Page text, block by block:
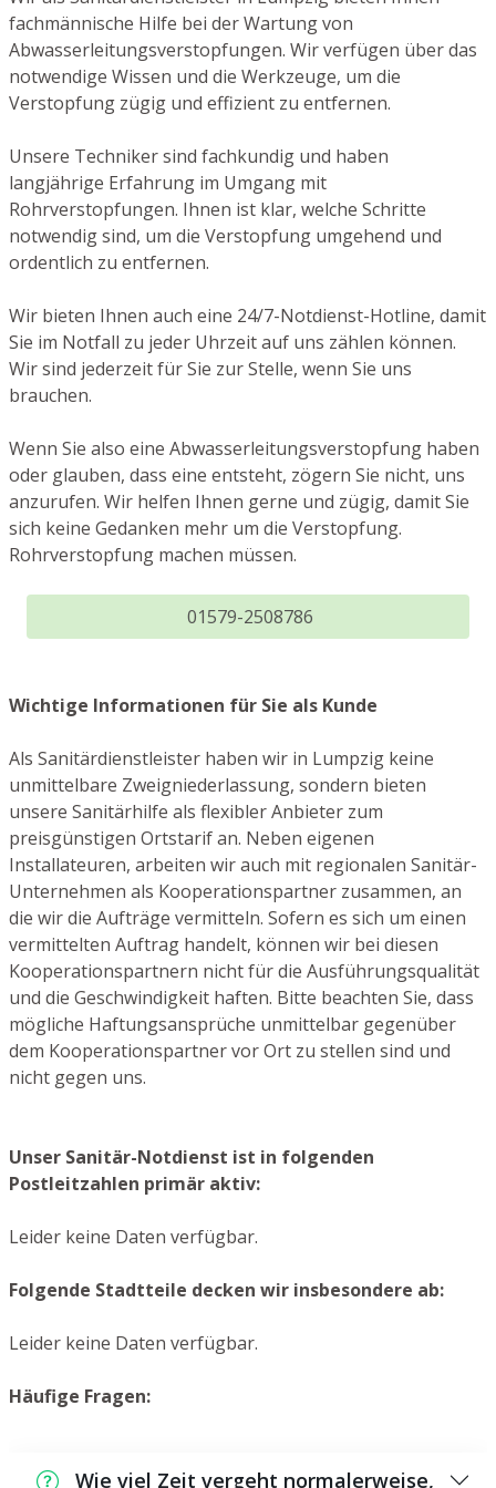
fachmännische Hilfe bei der Wartung von
Abwasserleitungsverstopfungen. Wir verfügen über das
notwendige Wissen und die Werkzeuge, um die
Verstopfung zügig und effizient zu entfernen.
Unsere Techniker sind fachkundig und haben
langjährige Erfahrung im Umgang mit
Rohrverstopfungen. Ihnen ist klar, welche Schritte
notwendig sind, um die Verstopfung umgehend und
ordentlich zu entfernen.
Wir bieten Ihnen auch eine 24/7-Notdienst-Hotline, damit
Sie im Notfall zu jeder Uhrzeit auf uns zählen können.
Wir sind jederzeit für Sie zur Stelle, wenn Sie uns
brauchen.
Wenn Sie also eine Abwasserleitungsverstopfung haben
oder glauben, dass eine entsteht, zögern Sie nicht, uns
anzurufen. Wir helfen Ihnen gerne und zügig, damit Sie
sich keine Gedanken mehr um die Verstopfung.
Rohrverstopfung machen müssen.
01579-2508786
Wichtige Informationen für Sie als Kunde
Als Sanitärdienstleister haben wir in Lumpzig keine
unmittelbare Zweigniederlassung, sondern bieten
unsere Sanitärhilfe als flexibler Anbieter zum
preisgünstigen Ortstarif an. Neben eigenen
Installateuren, arbeiten wir auch mit regionalen Sanitär-
Unternehmen als Kooperationspartner zusammen, an
die wir die Aufträge vermitteln. Sofern es sich um einen
vermittelten Auftrag handelt, können wir bei diesen
Kooperationspartnern nicht für die Ausführungsqualität
und die Geschwindigkeit haften. Bitte beachten Sie, dass
mögliche Haftungsansprüche unmittelbar gegenüber
dem Kooperationspartner vor Ort zu stellen sind und
nicht gegen uns.
Unser Sanitär-Notdienst ist in folgenden
Postleitzahlen primär aktiv:
Leider keine Daten verfügbar.
Folgende Stadtteile decken wir insbesondere ab:
Leider keine Daten verfügbar.
Häufige Fragen:
Wie viel Zeit vergeht normalerweise,